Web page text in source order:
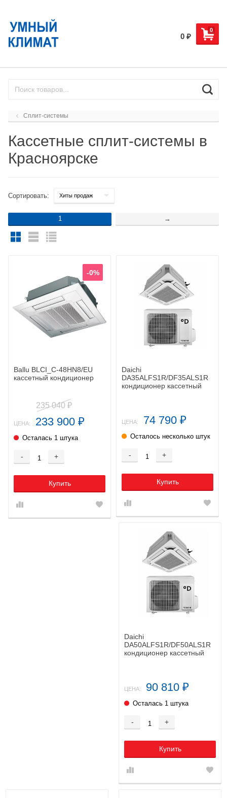
0
0 ₽
Сплит-системы
Кассетные сплит-системы в
Красноярске
Сортировать:
1 →
-0%
Ballu BLCI_C-48HN8/EU
кассетный кондиционер
235 040 ₽
ЦЕНА: 233 900 ₽
Осталась 1 штука
- +
Купить
Daichi
DA35ALFS1R/DF35ALS1R
кондиционер кассетный
ЦЕНА: 74 790 ₽
Осталось несколько штук
- +
Купить
Daichi
DA50ALFS1R/DF50ALS1R
кондиционер кассетный
ЦЕНА: 90 810 ₽
Осталась 1 штука
- +
Купить